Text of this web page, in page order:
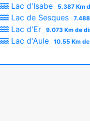
Lac d'Isabe 5.387 Km
Lac de Sesques
Lac d'Er 9.073 Km de
Lac d'Aule 10.55 Km